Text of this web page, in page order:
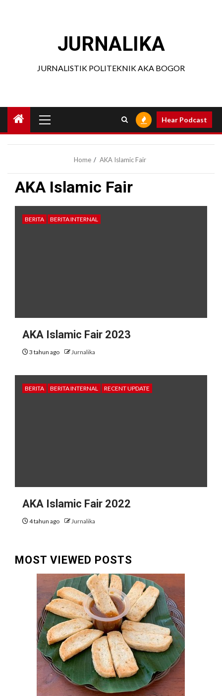
JURNALIKA
JURNALISTIK POLITEKNIK AKA BOGOR
Menu
Hear Podcast
Home AKA Islamic Fair
AKA Islamic Fair
BERITA BERITA INTERNAL
AKA Islamic Fair 2023
3 tahun ago Jurnalika
BERITA BERITA INTERNAL RECENT UPDATE
AKA Islamic Fair 2022
4 tahun ago Jurnalika
MOST VIEWED POSTS